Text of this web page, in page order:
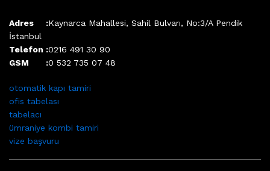
Adres :Kaynarca Mahallesi, Sahil Bulvarı, No:3/A Pendik
İstanbul
Telefon :0216 491 30 90
GSM :0 532 735 07 48
otomatik kapı tamiri
ofis tabelası
tabelacı
ümraniye kombi tamiri
vize başvuru